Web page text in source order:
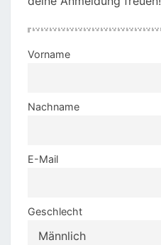
Vorname
Nachname
E-Mail
Geschlecht